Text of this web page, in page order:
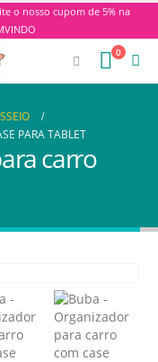
o nosso cupom de 5% na
0
PARA TABLET
carro